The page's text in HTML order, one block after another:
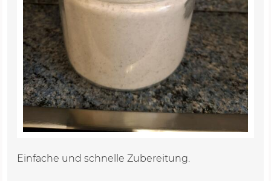
Einfache und schnelle Zubereitung.